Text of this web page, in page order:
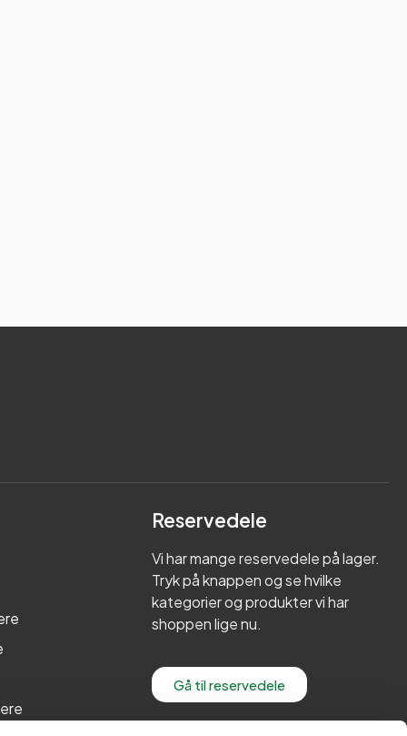
Reservedele
Vi har mange reservedele på lager.
Tryk på knappen og se hvilke
kategorier og produkter vi har
shoppen lige nu.
Gå til reservedele